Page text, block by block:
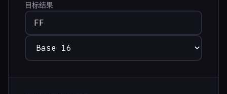
目标结果